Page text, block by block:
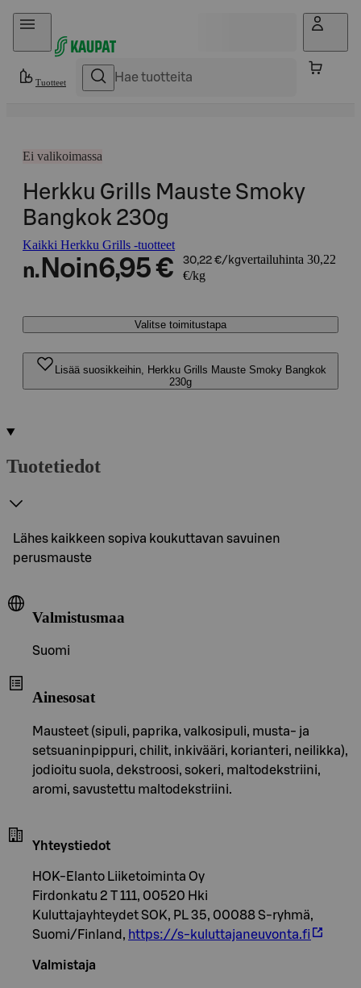
Hyppää sisältöön
Tuotteet
Ei valikoimassa
Herkku Grills Mauste Smoky
Bangkok 230g
Kaikki Herkku Grills -tuotteet
n. Noin6,95 € 30,22 €/kgvertailuhinta 30,22
€/kg
Valitse toimitustapa
Lisää suosikkeihin, Herkku Grills Mauste Smoky Bangkok
230g
Tuotetiedot
Lähes kaikkeen sopiva koukuttavan savuinen
perusmauste
Valmistusmaa
Suomi
Ainesosat
Mausteet (sipuli, paprika, valkosipuli, musta- ja
setsuaninpippuri, chilit, inkivääri, korianteri, neilikka),
jodioitu suola, dekstroosi, sokeri, maltodekstriini,
aromi, savustettu maltodekstriini.
Yhteystiedot
HOK-Elanto Liiketoiminta Oy
Firdonkatu 2 T 111, 00520 Hki
Kuluttajayhteydet SOK, PL 35, 00088 S-ryhmä,
Suomi/Finland, https://s-kuluttajaneuvonta.fi
Valmistaja